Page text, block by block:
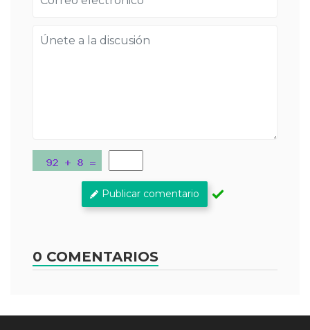
Publicar comentario
0 COMENTARIOS